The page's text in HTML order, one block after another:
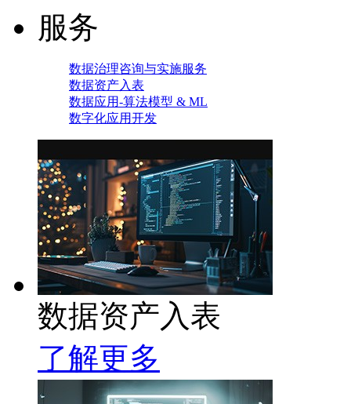
服务
数据治理咨询与实施服务
数据资产入表
数据应用-算法模型 & ML
数字化应用开发
数据资产入表
了解更多